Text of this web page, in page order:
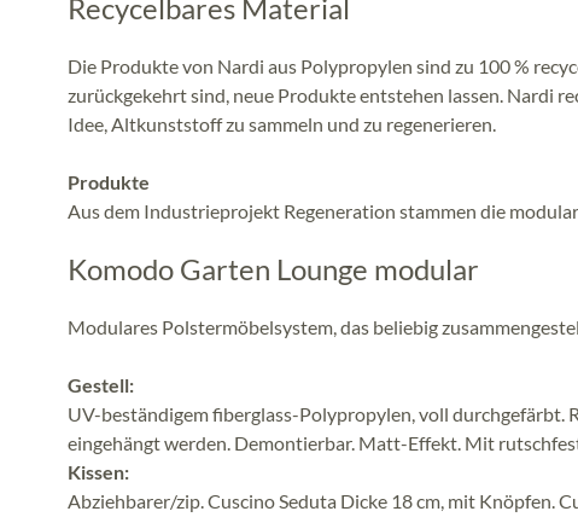
Recycelbares Material
Die Produkte von Nardi aus Polypropylen sind zu 100 %
zurückgekehrt sind, neue Produkte entstehen lassen. Nardi
Idee, Altkunststoff zu sammeln und zu regenerieren.
Produkte
Aus dem Industrieprojekt Regeneration stammen die
Komodo Garten Lounge modular
Modulares Polstermöbelsystem, das beliebig
Gestell:
UV-beständigem fiberglass-Polypropylen, voll durchgefärbt.
eingehängt werden. Demontierbar. Matt-Effekt. Mit
Kissen:
Abziehbarer/zip. Cuscino Seduta Dicke 18 cm, mit Knöpfen.